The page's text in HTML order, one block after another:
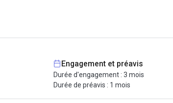
Engagement et préavis
Durée d'engagement : 3 mois
Durée de préavis : 1 mois